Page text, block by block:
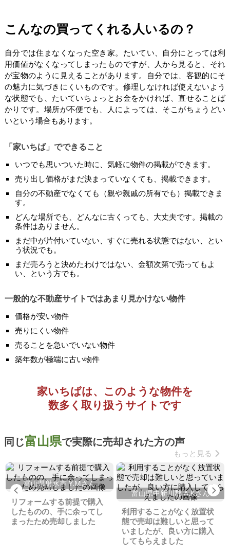
こんなの買ってくれる人いるの？
自分では住まなくなった空き家。たいてい、自分にとっては利
用価値がなくなってしまったものですが、人から見ると、それ
が宝物のように見えることがあります。自分では、客観的にそ
の魅力に気づきにくいものです。修理しなければ使えないよう
な状態でも、たいていちょっとお金をかければ、直せることば
かりです。場所が不便でも、人によっては、そこがちょうどい
いという場合もあります。
「家いちば」でできること
いつでも思いついた時に、気軽に物件の掲載ができます。
売り出し価格がまだ決まっていなくても、掲載できます。
自分の不動産でなくても（親や親戚の所有でも）掲載できま
す。
どんな場所でも、どんなに古くっても、大丈夫です。掲載の
条件はありません。
まだ中が片付いていない、すぐに売れる状態ではない、とい
う状況でも。
まだ売ろうと決めたわけではない、金額次第で売ってもよ
い、という方でも。
一般的な不動産サイトではあまり見かけない物件
価格が安い物件
売りにくい物件
売ることを急いでいない物件
築年数が極端に古い物件
家いちばは、このような物件を
数多く取り扱うサイトです
同じ富山県で実際に売却された方の声
もっと見る
Previous
富山県射水市 Y.Mさん
リフォームする前提で購入
したものの、手に余ってし
まったため売却しました
富山県中新川郡 A.Kさん
利用することがなく放置状
態で売却は難しいと思って
いましたが、良い方に購入
してもらえました